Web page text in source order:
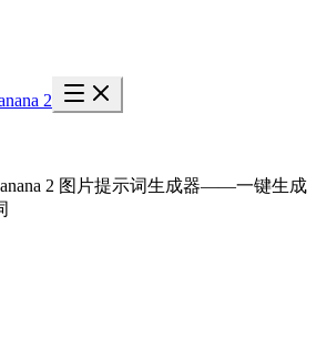
2
2 图片提示词生成器——一键生成